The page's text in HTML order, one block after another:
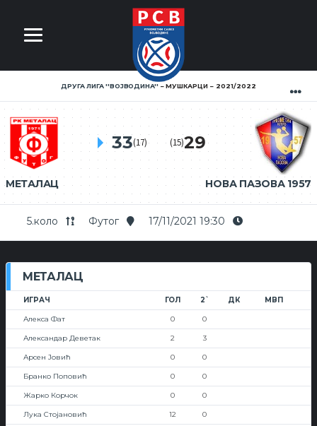
ДРУГА ЛИГА ''ВОЈВОДИНА'' МУШКАРЦИ 2021/2022
МЕТАЛАЦ
33(17)
НОВА ПАЗОВА 1957
(15)29
5.коло Футог 17/11/2021 19:30
МЕТАЛАЦ
ИГРАЧ ГОЛ 2` ДК МВП
Алекса Фат 0 0
Александар Деветак 2 3
Арсен Јовић 0 0
Бранко Поповић 0 0
Жарко Корчок 0 0
Лука Стојановић 12 0